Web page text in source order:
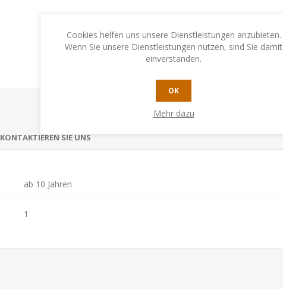
KONTAKTIEREN SIE UNS
ab 10 Jahren
1
Cookies helfen uns unsere Dienstleistungen anzubieten.
Wenn Sie unsere Dienstleistungen nutzen, sind Sie damit
einverstanden.
OK
Mehr dazu